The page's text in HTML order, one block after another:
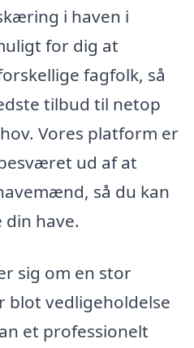
i haven i
for dig at
fagfolk, så
tilbud til netop
Vores platform er
ud af at
så du kan
have.
sig om en stor
blot vedligeholdelse
et professionelt